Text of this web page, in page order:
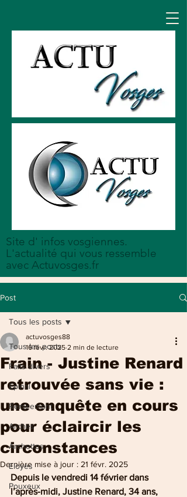
Site d' infos vosgiennes.
L'actualité qui vous ressemble
avec Actuvosges.fr
Post
Tous les posts
Faits divers
Epinal
Remiremont
Arches
Archettes
Eloyes
Pouxeux
Tous les posts
Frain - Justine Renard
retrouvée sans vie :
une enquête en cours
pour éclaircir les
circonstances
actuvosges88
16 févr. 2025 2 min de lecture
Dernière mise à jour : 21 févr. 2025
Depuis le vendredi 14 février dans
l’après-midi, Justine Renard, 34 ans,